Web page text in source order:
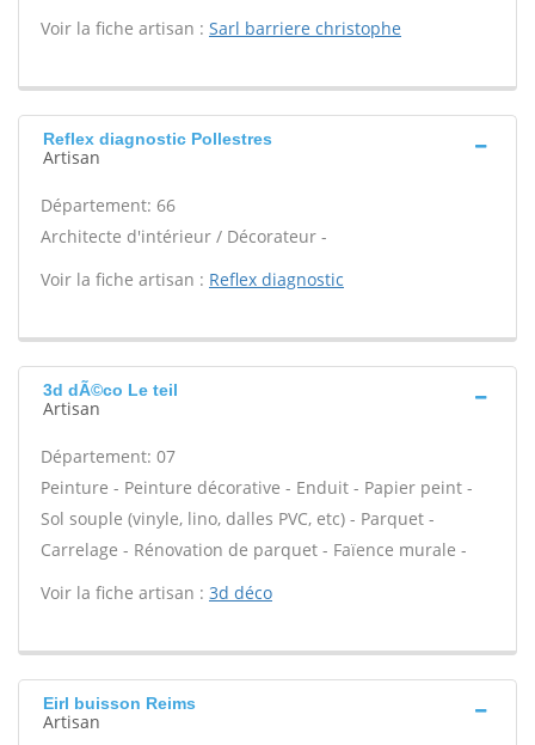
Voir la fiche artisan : Sarl barriere christophe
Reflex diagnostic Pollestres
Artisan
Département: 66
Architecte d'intérieur / Décorateur -
Voir la fiche artisan : Reflex diagnostic
3d dÃ©co Le teil
Artisan
Département: 07
Peinture - Peinture décorative - Enduit - Papier peint -
Sol souple (vinyle, lino, dalles PVC, etc) - Parquet -
Carrelage - Rénovation de parquet - Faïence murale -
Voir la fiche artisan : 3d déco
Eirl buisson Reims
Artisan